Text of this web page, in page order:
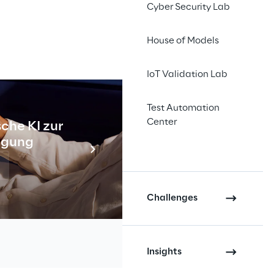
KI zur
Cyber Security Lab
House of Models
IoT Validation Lab
Test Automation
Center
Challenges
Insights
einen
neuen
von
Zeit